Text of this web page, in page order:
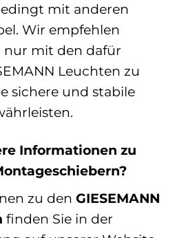
mit anderen
Wir empfehlen
nur mit den dafür
Leuchten zu
sichere und stabile
Informationen zu
zu den GIESEMANN
finden Sie in der